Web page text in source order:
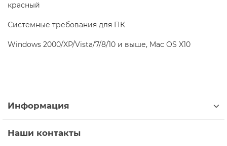
красный
Системные требования для ПК
Windows 2000/XP/Vista/7/8/10 и выше, Mac OS X10
Информация
Наши контакты